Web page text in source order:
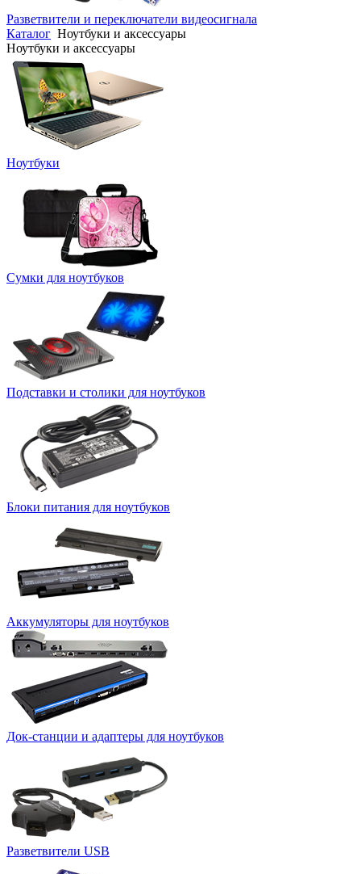
Разветвители и переключатели видеосигнала
Каталог Ноутбуки и аксессуары
Ноутбуки и аксессуары
Ноутбуки
Сумки для ноутбуков
Подставки и столики для ноутбуков
Блоки питания для ноутбуков
Аккумуляторы для ноутбуков
Док-станции и адаптеры для ноутбуков
Разветвители USB